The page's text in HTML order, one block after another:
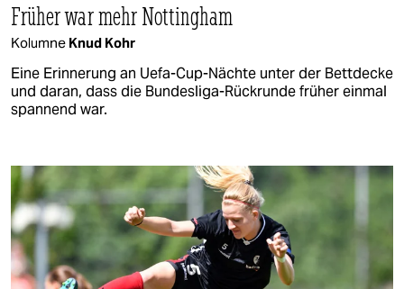
Früher war mehr Nottingham
Kolumne Knud Kohr
Eine Erinnerung an Uefa-Cup-Nächte unter der Bettdecke
und daran, dass die Bundesliga-Rückrunde früher einmal
spannend war.